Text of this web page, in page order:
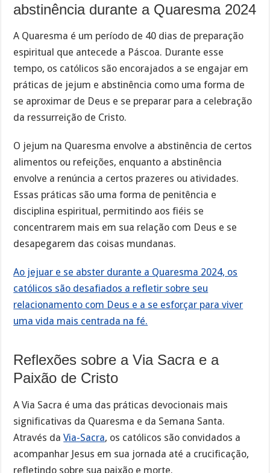
abstinência durante a Quaresma 2024
A Quaresma é um período de 40 dias de preparação
espiritual que antecede a Páscoa. Durante esse
tempo, os católicos são encorajados a se engajar em
práticas de jejum e abstinência como uma forma de
se aproximar de Deus e se preparar para a celebração
da ressurreição de Cristo.
O jejum na Quaresma envolve a abstinência de certos
alimentos ou refeições, enquanto a abstinência
envolve a renúncia a certos prazeres ou atividades.
Essas práticas são uma forma de penitência e
disciplina espiritual, permitindo aos fiéis se
concentrarem mais em sua relação com Deus e se
desapegarem das coisas mundanas.
Ao jejuar e se abster durante a Quaresma 2024, os
católicos são desafiados a refletir sobre seu
relacionamento com Deus e a se esforçar para viver
uma vida mais centrada na fé.
Reflexões sobre a Via Sacra e a
Paixão de Cristo
A Via Sacra é uma das práticas devocionais mais
significativas da Quaresma e da Semana Santa.
Através daVia-Sacra, os católicos são convidados a
acompanhar Jesus em sua jornada até a crucificação,
refletindo sobre sua paixão e morte.